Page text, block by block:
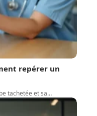
repérer un
tachetée et sa…